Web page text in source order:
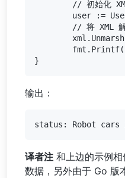
输出：
译者注 和上边的示例
数据，另外由于 Go 版